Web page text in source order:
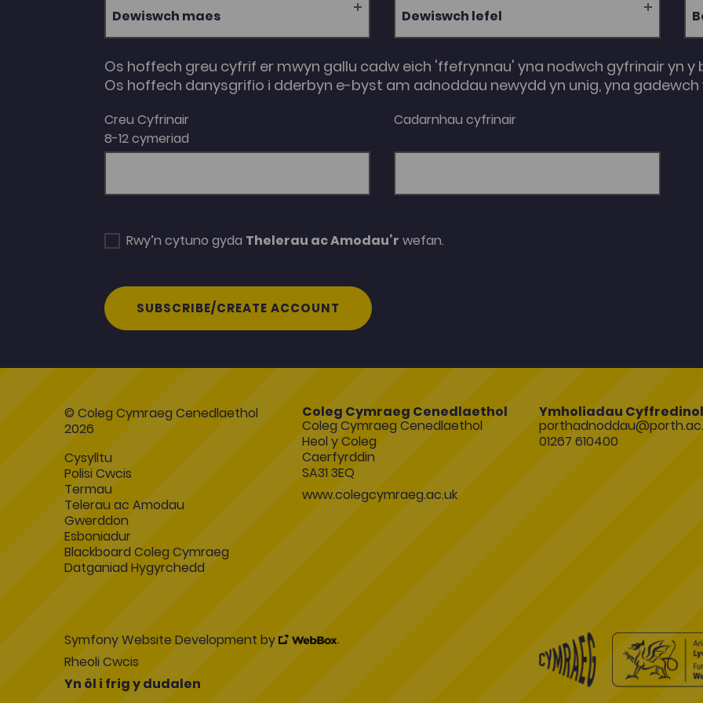
Dewiswch maes
Dewiswch lefel
Os hoffech greu cyfrif er mwyn gallu cadw eich 'ffefrynnau' yna nodwch gyfrinair yn y
Os hoffech danysgrifio i dderbyn e-byst am adnoddau newydd yn unig, yna gadewch
Creu Cyfrinair
8-12 cymeriad
Cadarnhau cyfrinair
Rwy’n cytuno gyda Thelerau ac Amodau’r wefan.
SUBSCRIBE/CREATE ACCOUNT
© Coleg Cymraeg Cenedlaethol
2026
Cysylltu
Polisi Cwcis
Termau
Telerau ac Amodau
Gwerddon
Esboniadur
Blackboard Coleg Cymraeg
Datganiad Hygyrchedd
Coleg Cymraeg Cenedlaethol
Coleg Cymraeg Cenedlaethol
Heol y Coleg
Caerfyrddin
SA31 3EQ
www.colegcymraeg.ac.uk
Ymholiadau Cyffredinol
01267 610400
Symfony Website Development by
Rheoli Cwcis
Yn ôl i frig y dudalen